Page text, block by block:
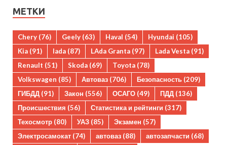
МЕТКИ
Chery (76) Geely (63) Haval (54) Hyundai (105)
Kia (91) lada (87) LAda Granta (97) Lada Vesta (91)
Renault (51) Skoda (69) Toyota (78)
Volkswagen (85) Автоваз (706) Безопасность (209)
ГИБДД (91) Закон (556) ОСАГО (49) ПДД (136)
Происшествия (56) Статистика и рейтинги (317)
Техосмотр (80) УАЗ (85) Экзамен (57)
Электросамокат (74) автоваз (88) автозапчасти (68)